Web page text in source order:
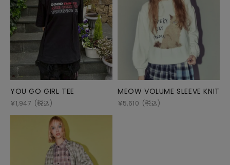
YOU GO GIRL TEE
￥1,947 (税込)
MEOW VOLUME SLEEVE KNIT
￥5,610 (税込)